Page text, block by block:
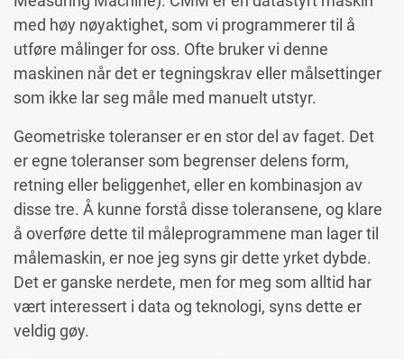
med høy nøyaktighet, som vi programmerer til å
utføre målinger for oss. Ofte bruker vi denne
maskinen når det er tegningskrav eller målsettinger
som ikke lar seg måle med manuelt utstyr.
Geometriske toleranser er en stor del av faget. Det
er egne toleranser som begrenser delens form,
retning eller beliggenhet, eller en kombinasjon av
disse tre. Å kunne forstå disse toleransene, og klare
å overføre dette til måleprogrammene man lager til
målemaskin, er noe jeg syns gir dette yrket dybde.
Det er ganske nerdete, men for meg som alltid har
vært interessert i data og teknologi, syns dette er
veldig gøy.